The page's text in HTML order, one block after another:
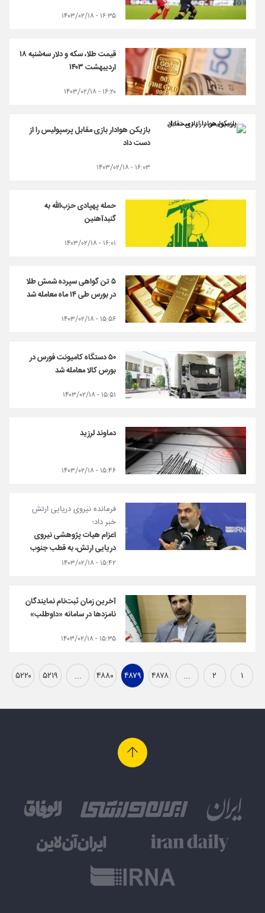
۱۶:۳۵ - ۱۴۰۳/۰۲/۱۸
قیمت طلا، سکه و دلار سه‌شنبه ۱۸
اردیبهشت ۱۴۰۳
۱۶:۲۰ - ۱۴۰۳/۰۲/۱۸
بازیکن هوادار بازی مقابل پرسپولیس را از
دست داد
۱۶:۰۳ - ۱۴۰۳/۰۲/۱۸
حمله پهپادی حزب‌الله به
گنبدآهنین
۱۶:۰۱ - ۱۴۰۳/۰۲/۱۸
۵ تن گواهی سپرده شمش طلا
در بورس طی ۱۴ ماه معامله شد
۱۵:۵۶ - ۱۴۰۳/۰۲/۱۸
۵۰ دستگاه کامیونت فورس در
بورس کالا معامله شد
۱۵:۵۱ - ۱۴۰۳/۰۲/۱۸
دماوند لرزید
۱۵:۴۶ - ۱۴۰۳/۰۲/۱۸
فرمانده نیروی دریایی ارتش
خبر داد؛
اعزام هیات پژوهشی نیروی
دریایی ارتش، به قطب جنوب
۱۵:۴۲ - ۱۴۰۳/۰۲/۱۸
آخرین زمان ثبت‌نام نمایندگان
نامزدها در سامانه «داوطلب»
۱۵:۳۵ - ۱۴۰۳/۰۲/۱۸
۱ ۲ ... ۴۸۷۸ ۴۸۷۹ ۴۸۸۰ ... ۵۲۱۹ ۵۲۲۰